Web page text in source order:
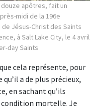
apôtres, fait un
midi de la 196e
Jésus-Christ des Saints
à Salt Lake City, le 4 avril
day Saints
cela représente, pour
a de plus précieux,
en sachant qu’ils
condition mortelle. Je